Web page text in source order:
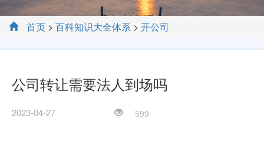
首页 > 百科知识大全体系 > 开公司
公司转让需要法人到场吗
2023-04-27 599